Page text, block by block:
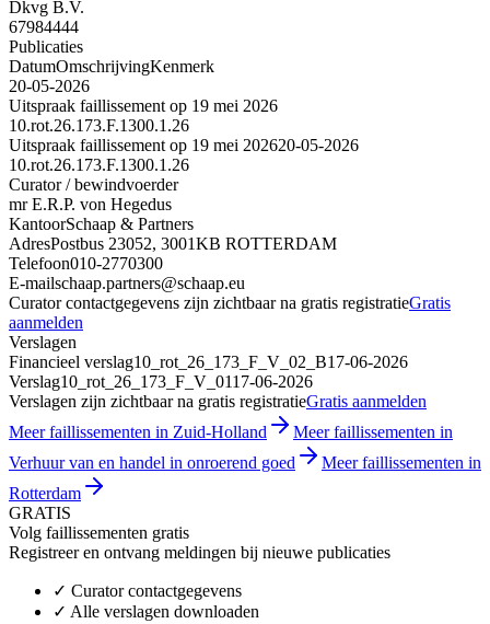
Dkvg B.V.
67984444
Publicaties
DatumOmschrijvingKenmerk
20-05-2026
Uitspraak faillissement op 19 mei 2026
10.rot.26.173.F.1300.1.26
Uitspraak faillissement op 19 mei 202620-05-2026
10.rot.26.173.F.1300.1.26
Curator / bewindvoerder
mr E.R.P. von Hegedus
KantoorSchaap & Partners
AdresPostbus 23052, 3001KB ROTTERDAM
Telefoon010-2770300
E-mailschaap.partners@schaap.eu
Curator contactgegevens zijn zichtbaar na gratis registratieGratis
aanmelden
Verslagen
Financieel verslag10_rot_26_173_F_V_02_B17-06-2026
Verslag10_rot_26_173_F_V_0117-06-2026
Verslagen zijn zichtbaar na gratis registratieGratis aanmelden
Meer faillissementen in Zuid-Holland
Meer faillissementen in
Verhuur van en handel in onroerend goed
Meer faillissementen in
Rotterdam
GRATIS
Volg faillissementen gratis
Registreer en ontvang meldingen bij nieuwe publicaties
✓ Curator contactgegevens
✓ Alle verslagen downloaden